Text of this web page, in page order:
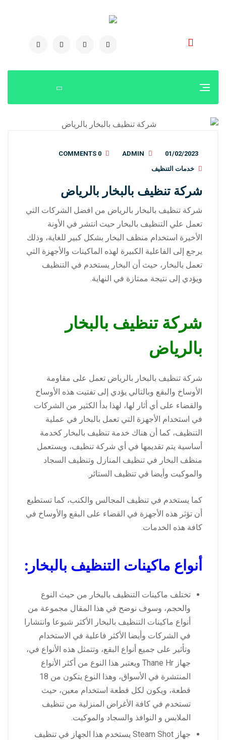
01/02/2023
ADMIN
0 COMMENTS
خدمات التنظيف
شركة تنظيف بالبخار بالرياض
شركة تنظيف بالبخار بالرياض من افضل الشركات التي
تعمل علي التنظيف بالبخار حيث انتشر في الأونة
الأخيرة استخدام منظف البخار بشكل كبير للغاية، وذلك
يرجع إلى الفاعلية الكبيرة لهذه الماكينات والأجهزة التي
تعمل بالبخار، حيث أن البخار يستخدم في التنظيف
ويؤدي إلى نتيجة ممتازة في النهاية.
شركة تنظيف بالبخار
بالرياض
شركة تنظيف بالبخار بالرياض تعمل على مقاومة
الأوساخ والبقع وبالتالي يؤدي إلى تفتيت هذه الأوساخ
والقضاء على أي أثار لها، لهذا بدأ الكثير من الشركات
في استخدام الأجهزة التي تعمل بالبخار في عملية
التنظيف، كما أن هناك خدمة تنظيف بالبخار كخدمة
أساسية يتم تقديمها في أي شركة تنظيف، ويستعمل
منظف البخار في تنظيف المنازل وتنظيف السجاد
والموكيت وأيضا في تنظيف الستائر.
كما يستخدم في تنظيف المجالس والكنب، كما تستطيع
أن تؤثر هذه الأجهزة في القضاء على البقع والأوساخ في
كافة هذه الخدمات.
أنواع ماكينات التنظيف بالبخار:
تختلف ماكينات التنظيف بالبخار من حيث النوع
والحجم، وسوف نوضح في هذا المقال مجموعة من
أنواع ماكينات التنظيف بالبخار الأكثر شيوعا وانتشارا
في الشركات وأيضا الأكثر فاعلية في الاستخدام
وتأثير على جميع أنواع البقع، وتتمثل هذه الأنواع في،
جهاز Thane Hr ويعتبر هذا النوع من أكثر الأنواع
المنتشرة في الأسواق، وهذا النوع يتكون من 18
قطعة، ويكون لكل قطعة استخدام معين، حيث
تستخدم في كافة الأغراض المنزلية من تنظيف
الملابس و النوافذ والسجاد والموكيت.
جهاز Steam Shot يستخدم هذا الجهاز في تنظيف